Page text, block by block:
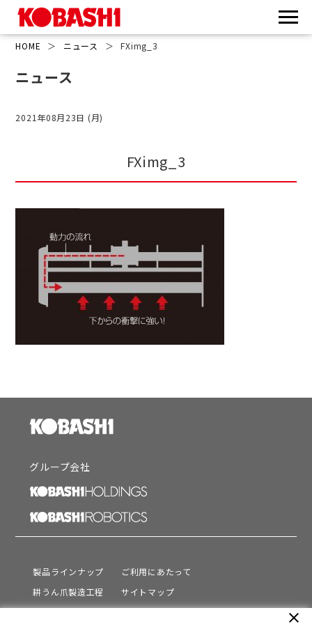
HOME ＞ ニュース ＞ FXimg_3
ニュース
2021年08月23日 (月)
FXimg_3
グループ会社
製品ラインナップ
耕うん爪製造工程
サポート
ご利用にあたって
サイトマップ
プライバシーポリシー
close